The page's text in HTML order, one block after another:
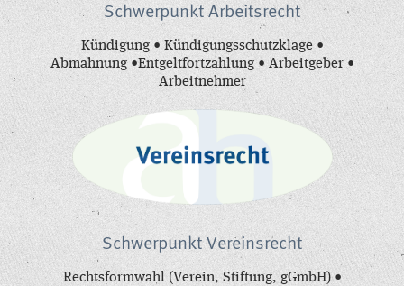
Schwerpunkt Arbeitsrecht
Kündigung • Kündigungsschutzklage •
Abmahnung •Entgeltfortzahlung • Arbeitgeber •
Arbeitnehmer
Schwerpunkt Vereinsrecht
Rechtsformwahl (Verein, Stiftung, gGmbH) •